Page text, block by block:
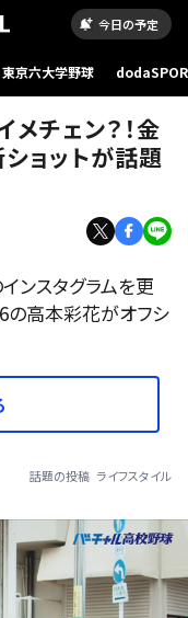
今日の予定
東京六大学野球
チェン？！金
ョットが話題
ンスタグラムを更
の高本彩花がオフシ
話題の投稿 ライフスタイル